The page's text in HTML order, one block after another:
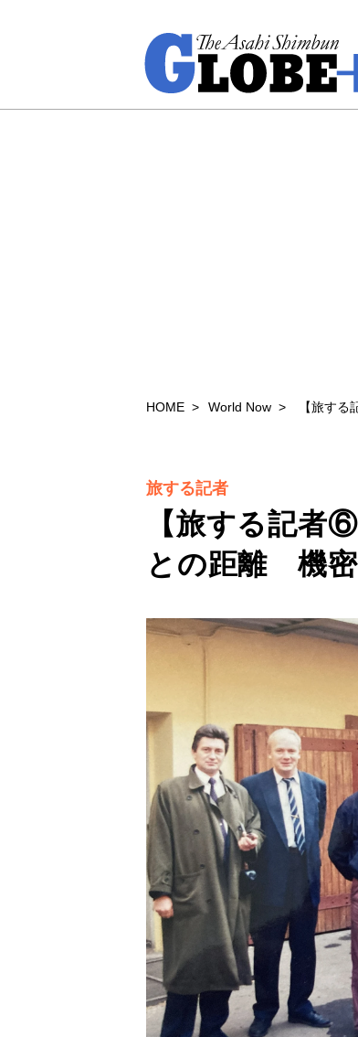
HOME World Now 【旅す
【旅する記者
との距離 機密
旅する記者